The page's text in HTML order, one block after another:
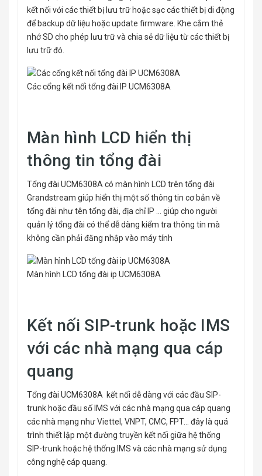
kết nối với các thiết bị lưu trữ hoặc sạc các thiết bị di động
để backup dữ liệu hoặc update firmware. Khe cắm thẻ
nhớ SD cho phép lưu trữ và chia sẻ dữ liệu từ các thiết bị
lưu trữ đó.
Các cổng kết nối tổng đài IP UCM6308A
Màn hình LCD hiển thị
thông tin tổng đài
Tổng đài UCM6308A có màn hình LCD trên tổng đài
Grandstream giúp hiển thị một số thông tin cơ bản về
tổng đài như tên tổng đài, địa chỉ IP … giúp cho người
quản lý tổng đài có thể dễ dàng kiểm tra thông tin mà
không cần phải đăng nhập vào máy tính
Màn hình LCD tổng đài ip UCM6308A
Kết nối SIP-trunk hoặc IMS
với các nhà mạng qua cáp
quang
Tổng đài UCM6308A kết nối dễ dàng với các đầu SIP-
trunk hoặc đầu số IMS với các nhà mạng qua cáp quang
các nhà mạng như Viettel, VNPT, CMC, FPT… đây là quá
trình thiết lập một đường truyền kết nối giữa hệ thống
SIP-trunk hoặc hệ thống IMS và các nhà mạng sử dụng
công nghệ cáp quang.